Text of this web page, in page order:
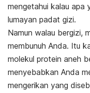
mengetahui kalau apa
lumayan padat gizi.
Namun walau bergizi,
membunuh Anda. Itu
molekul protein aneh
menyebabkan Anda
mengerikan yang